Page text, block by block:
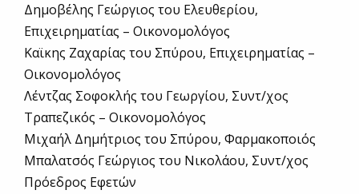
Δημοβέλης Γεώργιος του Ελευθερίου,
Επιχειρηματίας – Οικονομολόγος
Καϊκης Ζαχαρίας του Σπύρου, Επιχειρηματίας –
Οικονομολόγος
Λέντζας Σοφοκλής του Γεωργίου, Συντ/χος
Τραπεζικός – Οικονομολόγος
Μιχαήλ Δημήτριος του Σπύρου, Φαρμακοποιός
Μπαλατσός Γεώργιος του Νικολάου, Συντ/χος
Πρόεδρος Εφετών